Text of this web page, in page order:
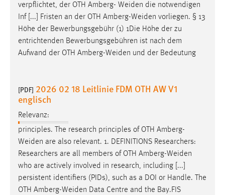
verpflichtet, der OTH Amberg- Weiden die notwendigen
Inf [...] Fristen an der OTH Amberg-Weiden vorliegen. § 13
Höhe der Bewerbungsgebühr (1) 1Die Höhe der zu
entrichtenden Bewerbungsgebühren ist nach dem
Aufwand der OTH Amberg-Weiden und der Bedeutung
[PDF] 2026 02 18 Leitlinie FDM OTH AW V1
englisch
Relevanz:
principles. The research principles of OTH Amberg-
Weiden are also relevant. 1. DEFINITIONS Researchers:
Researchers are all members of OTH Amberg-Weiden
who are actively involved in research, including [...]
persistent identifiers (PIDs), such as a DOI or Handle. The
OTH Amberg-Weiden Data Centre and the Bay.FIS